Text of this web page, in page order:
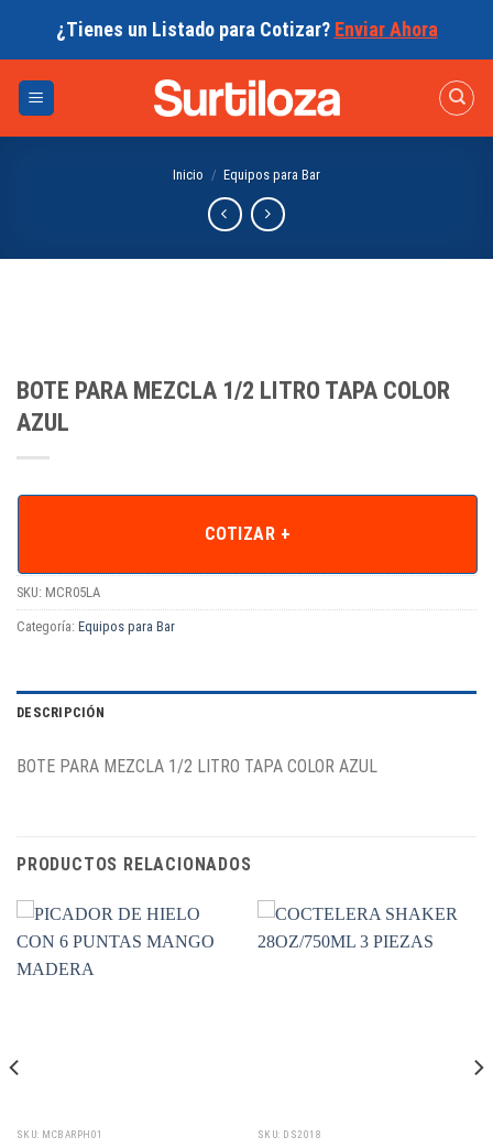
¿Tienes un Listado para Cotizar? Enviar Ahora
Inicio / Equipos para Bar
BOTE PARA MEZCLA 1/2 LITRO TAPA COLOR
AZUL
COTIZAR +
SKU: MCR05LA
Categoría: Equipos para Bar
DESCRIPCIÓN
BOTE PARA MEZCLA 1/2 LITRO TAPA COLOR AZUL
PRODUCTOS RELACIONADOS
SKU: MCBARPH01 SKU: DS2018